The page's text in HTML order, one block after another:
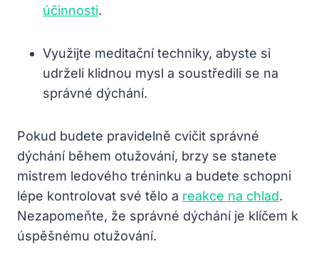
účinnosti.
Využijte meditační techniky, abyste si
udrželi klidnou mysl a soustředili se na
správné dýchání.
Pokud budete pravidelně cvičit správné
dýchání během otužování, brzy se stanete
mistrem ledového tréninku a budete schopni
lépe kontrolovat své tělo a reakce na chlad.
Nezapomeňte, že správné dýchání je klíčem k
úspěšnému otužování.